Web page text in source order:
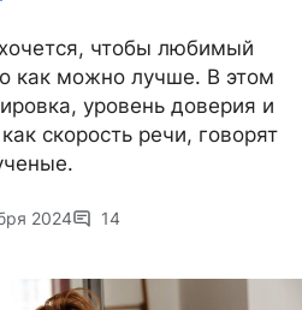
чтобы любимый
как можно лучше. В этом
уровень доверия и
скорость речи, говорят
2024 14